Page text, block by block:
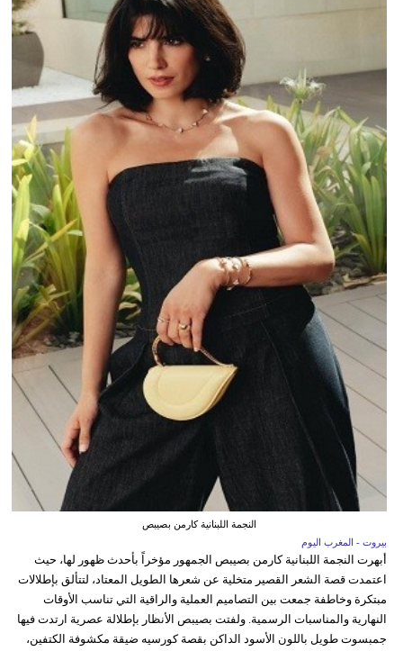
النجمة اللبنانية كارمن بصيبص
بيروت - المغرب اليوم
أبهرت النجمة اللبنانية كارمن بصيبص الجمهور مؤخراً بأحدث ظهور لها، حيث
اعتمدت قصة الشعر القصير متخلية عن شعرها الطويل المعتاد، لتتألق بإطلالات
مبتكرة وخاطفة جمعت بين التصاميم العملية والراقية التي تناسب الأوقات
النهارية والمناسبات الرسمية. ولفتت بصيبص الأنظار بإطلالة عصرية ارتدت فيها
جمبسوت طويل باللون الأسود الداكن بقصة كورسيه ضيقة مكشوفة الكتفين،